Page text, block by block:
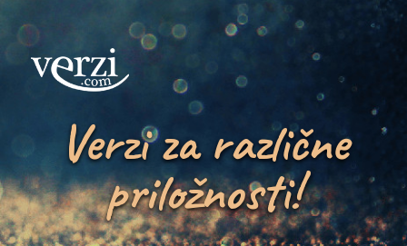
Verzi za različne
priložnosti!